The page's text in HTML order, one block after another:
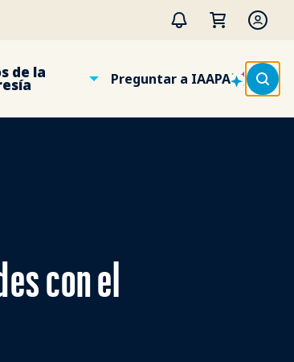
de la Preguntar a IAAPA
con el